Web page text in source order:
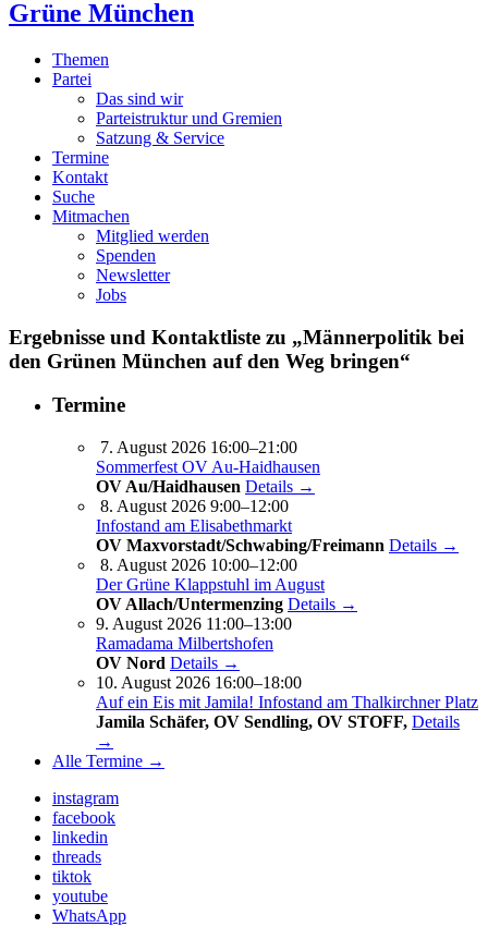
Grüne München
Themen
Partei
Das sind wir
Parteistruktur und Gremien
Satzung & Service
Termine
Kontakt
Suche
Mitmachen
Mitglied werden
Spenden
Newsletter
Jobs
Ergebnisse und Kontaktliste zu „Männerpolitik bei
den Grünen München auf den Weg bringen“
Termine
7. August 2026 16:00–21:00
Sommerfest OV Au-Haidhausen
OV Au/Haidhausen Details →
8. August 2026 9:00–12:00
Infostand am Elisabethmarkt
OV Maxvorstadt/Schwabing/Freimann Details →
8. August 2026 10:00–12:00
Der Grüne Klappstuhl im August
OV Allach/Untermenzing Details →
9. August 2026 11:00–13:00
Ramadama Milbertshofen
OV Nord Details →
10. August 2026 16:00–18:00
Auf ein Eis mit Jamila! Infostand am Thalkirchner Platz
Jamila Schäfer, OV Sendling, OV STOFF, Details
→
Alle Termine →
instagram
facebook
linkedin
threads
tiktok
youtube
WhatsApp